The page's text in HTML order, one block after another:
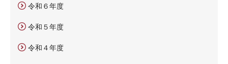
令和６年度
令和５年度
令和４年度